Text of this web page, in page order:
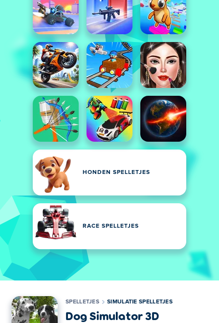
HONDEN SPELLETJES
RACE SPELLETJES
SPELLETJES SIMULATIE SPELLETJES
Dog Simulator 3D